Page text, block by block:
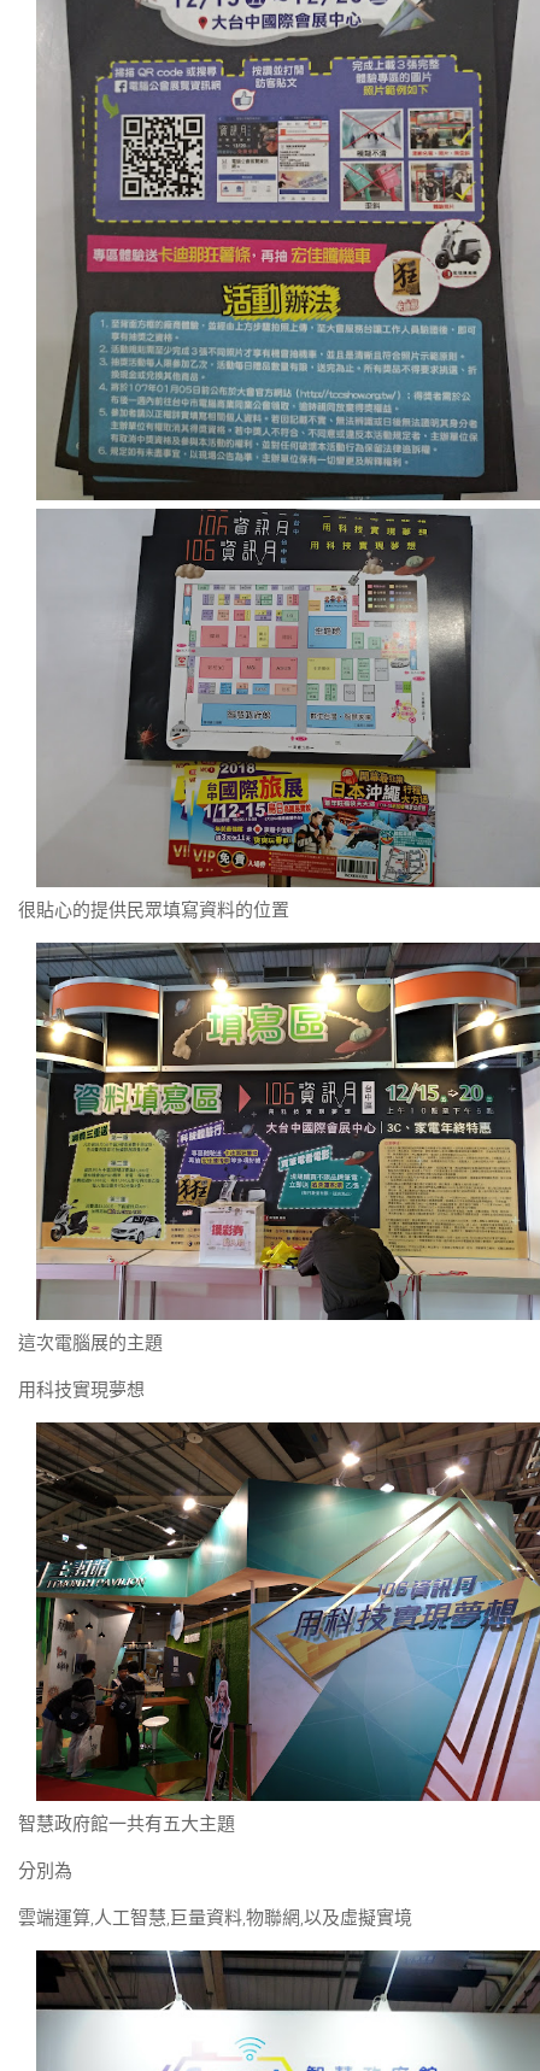
很貼心的提供民眾填寫資料的位置
這次電腦展的主題
用科技實現夢想
智慧政府館一共有五大主題
分別為
雲端運算,人工智慧,巨量資料,物聯網,以及虛擬實境